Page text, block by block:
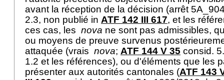
avant la réception de la décision (arrêt
2.3, non publié in ATF 142 III 617, et les
ces cas, les nova ne sont pas admissibles,
ou moyens de preuve survenus
attaquée (vrais nova; ATF 144 V 35 consid.
1.2 et les références), ou d'éléments que les
présenter aux autorités cantonales (ATF 143